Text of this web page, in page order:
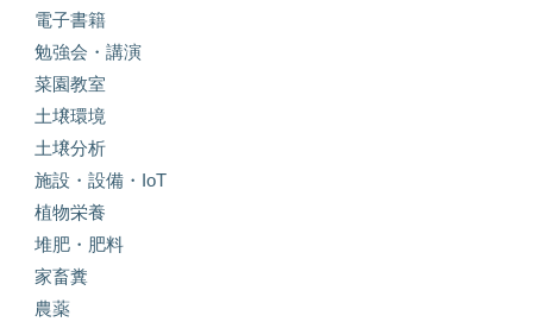
電子書籍
勉強会・講演
菜園教室
土壌環境
土壌分析
施設・設備・IoT
植物栄養
堆肥・肥料
家畜糞
農薬